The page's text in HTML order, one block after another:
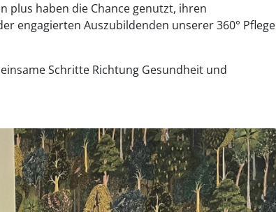
plus haben die Chance genutzt, ihren
engagierten Auszubildenden unserer 360° Pflege
Schritte Richtung Gesundheit und